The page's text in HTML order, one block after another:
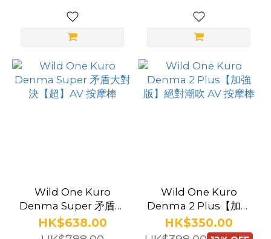
Wild One Kuro
Denma Super 矛盾大
對決【超】AV 按摩棒
HK$638.00
Wild One Kuro
Denma 2 Plus【加強
版】絕對潮吹 AV 按摩
棒
HK$350.00